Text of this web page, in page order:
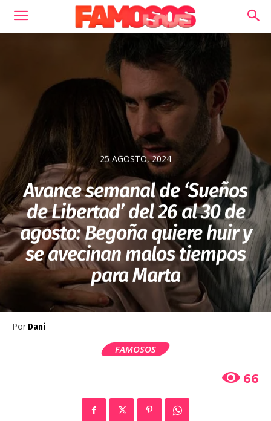
25 AGOSTO, 2024
Avance semanal de ‘Sueños
de Libertad’ del 26 al 30 de
agosto: Begoña quiere huir y
se avecinan malos tiempos
para Marta
Por Dani
FAMOSOS
66